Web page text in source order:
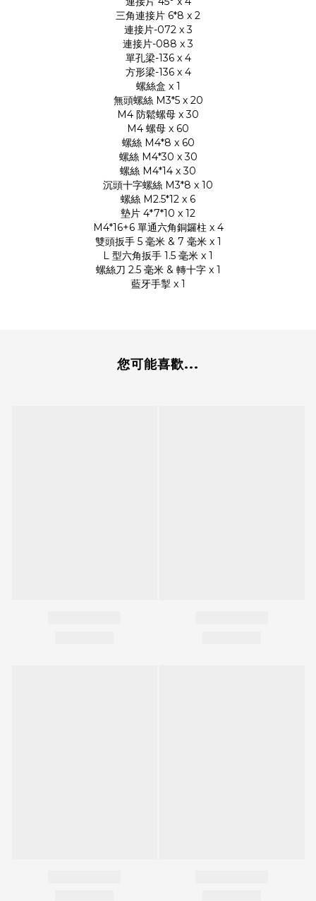
三角連接片 6*8 x 2
連接片-072 x 3
連接片-088 x 3
單孔梁-136 x 4
方形梁-136 x 4
螺絲盒 x 1
無頭螺絲 M3*5 x 20
M4 防鬆螺母 x 30
M4 螺母 x 60
螺絲 M4*8 x 60
螺絲 M4*30 x 30
螺絲 M4*14 x 30
沉頭十字螺絲 M3*8 x 10
螺絲 M2.5*12 x 6
墊片 4*7*10 x 12
M4*16+6 單通六角銅鑼柱 x 4
雙頭扳手 5 毫米 & 7 毫米 x 1
L 型六角扳手 1.5 毫米 x 1
螺絲刀 2.5 毫米 & 轉十字 x 1
藍牙手掣 x 1
您可能喜歡...